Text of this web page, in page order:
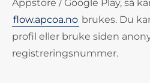
Appstore / Google Play, så
flow.apcoa.no brukes. Du
profil eller bruke siden
registreringsnummer.